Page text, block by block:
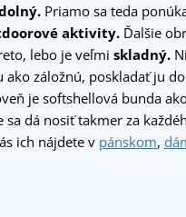
Priamo sa teda
aktivity. Ďalšie
lebo je veľmi skladný.
ako záložnú, poskladať ju
je softshellová bunda
sa dá nosiť takmer za
ich nájdete v pánskom,